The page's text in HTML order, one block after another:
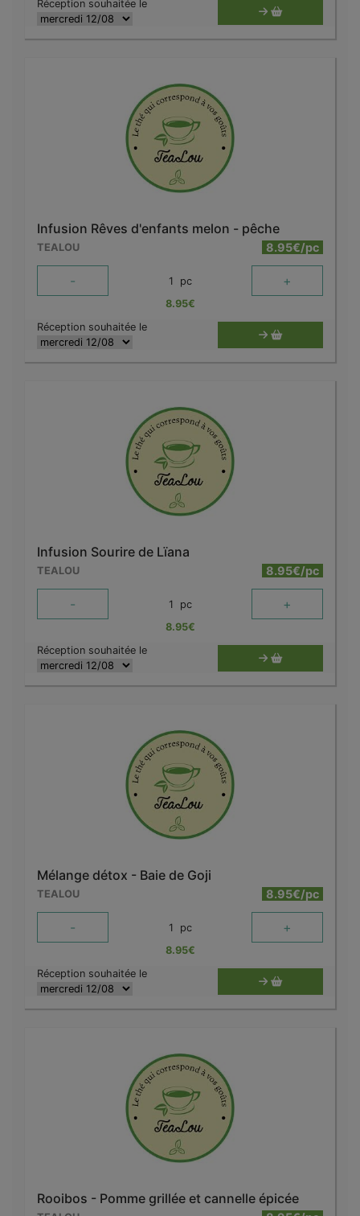
Réception souhaitée le
Infusion Rêves d'enfants melon - pêche
TEALOU 8.95€/pc
- 1 pc +
8.95€
Réception souhaitée le
Infusion Sourire de Lïana
TEALOU 8.95€/pc
- 1 pc +
8.95€
Réception souhaitée le
Mélange détox - Baie de Goji
TEALOU 8.95€/pc
- 1 pc +
8.95€
Réception souhaitée le
Rooibos - Pomme grillée et cannelle épicée